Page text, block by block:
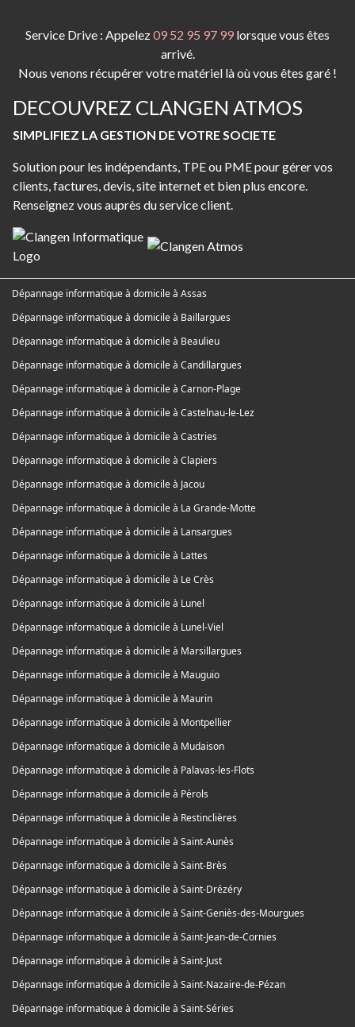
Service Drive : Appelez09 52 95 97 99 lorsque vous êtes
arrivé.
Nous venons récupérer votre matériel là où vous êtes garé !
DECOUVREZ CLANGEN ATMOS
SIMPLIFIEZ LA GESTION DE VOTRE SOCIETE
Solution pour les indépendants, TPE ou PME pour gérer vos
clients, factures, devis, site internet et bien plus encore.
Renseignez vous auprès du service client.
Dépannage informatique à domicile à Assas
Dépannage informatique à domicile à Baillargues
Dépannage informatique à domicile à Beaulieu
Dépannage informatique à domicile à Candillargues
Dépannage informatique à domicile à Carnon-Plage
Dépannage informatique à domicile à Castelnau-le-Lez
Dépannage informatique à domicile à Castries
Dépannage informatique à domicile à Clapiers
Dépannage informatique à domicile à Jacou
Dépannage informatique à domicile à La Grande-Motte
Dépannage informatique à domicile à Lansargues
Dépannage informatique à domicile à Lattes
Dépannage informatique à domicile à Le Crès
Dépannage informatique à domicile à Lunel
Dépannage informatique à domicile à Lunel-Viel
Dépannage informatique à domicile à Marsillargues
Dépannage informatique à domicile à Mauguio
Dépannage informatique à domicile à Maurin
Dépannage informatique à domicile à Montpellier
Dépannage informatique à domicile à Mudaison
Dépannage informatique à domicile à Palavas-les-Flots
Dépannage informatique à domicile à Pérols
Dépannage informatique à domicile à Restinclières
Dépannage informatique à domicile à Saint-Aunès
Dépannage informatique à domicile à Saint-Brès
Dépannage informatique à domicile à Saint-Drézéry
Dépannage informatique à domicile à Saint-Geniès-des-Mourgues
Dépannage informatique à domicile à Saint-Jean-de-Cornies
Dépannage informatique à domicile à Saint-Just
Dépannage informatique à domicile à Saint-Nazaire-de-Pézan
Dépannage informatique à domicile à Saint-Séries